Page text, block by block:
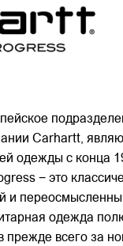
Carhartt,
одежды с конца
− это
и
одежда
прежде всего за